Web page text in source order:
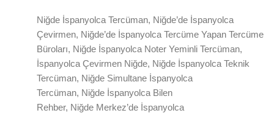
Niğde İspanyolca Tercüman, Niğde’de İspanyolca
Çevirmen, Niğde’de İspanyolca Tercüme Yapan Tercüme
Büroları, Niğde İspanyolca Noter Yeminli Tercüman,
İspanyolca Çevirmen Niğde, Niğde İspanyolca Teknik
Tercüman, Niğde Simultane İspanyolca
Tercüman, Niğde İspanyolca Bilen
Rehber, Niğde Merkez’de İspanyolca